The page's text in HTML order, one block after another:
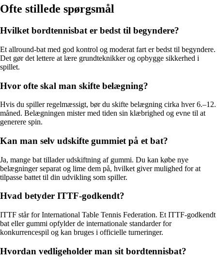
Ofte stillede spørgsmål
Hvilket bordtennisbat er bedst til begyndere?
Et allround-bat med god kontrol og moderat fart er bedst til begyndere.
Det gør det lettere at lære grundteknikker og opbygge sikkerhed i
spillet.
Hvor ofte skal man skifte belægning?
Hvis du spiller regelmæssigt, bør du skifte belægning cirka hver 6.–12.
måned. Belægningen mister med tiden sin klæbrighed og evne til at
generere spin.
Kan man selv udskifte gummiet på et bat?
Ja, mange bat tillader udskiftning af gummi. Du kan købe nye
belægninger separat og lime dem på, hvilket giver mulighed for at
tilpasse battet til din udvikling som spiller.
Hvad betyder ITTF-godkendt?
ITTF står for International Table Tennis Federation. Et ITTF-godkendt
bat eller gummi opfylder de internationale standarder for
konkurrencespil og kan bruges i officielle turneringer.
Hvordan vedligeholder man sit bordtennisbat?